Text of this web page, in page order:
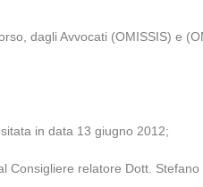
dagli Avvocati (OMISSIS) e
in data 13 giugno 2012;
Consigliere relatore Dott. Stefano